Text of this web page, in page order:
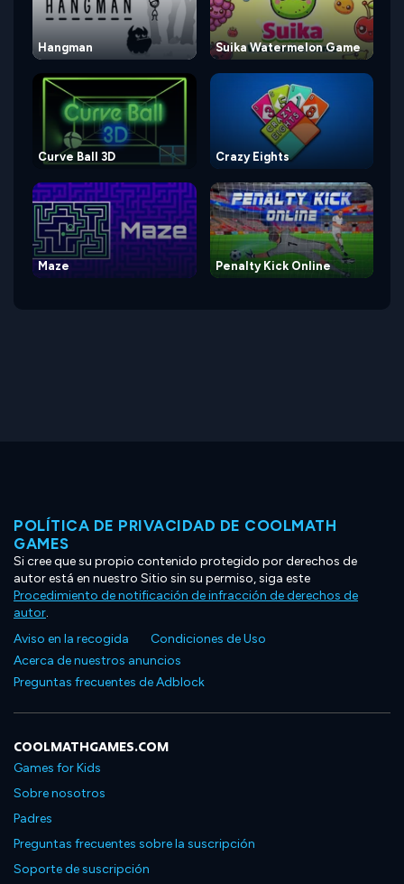
Hangman Suika Watermelon Game
Curve Ball 3D Crazy Eights
Maze Penalty Kick Online
POLÍTICA DE PRIVACIDAD DE COOLMATH
GAMES
Si cree que su propio contenido protegido por derechos de
autor está en nuestro Sitio sin su permiso, siga este
Procedimiento de notificación de infracción de derechos de
autor.
Aviso en la recogida
Condiciones de Uso
Acerca de nuestros anuncios
Preguntas frecuentes de Adblock
COOLMATHGAMES.COM
Games for Kids
Sobre nosotros
Padres
Preguntas frecuentes sobre la suscripción
Soporte de suscripción